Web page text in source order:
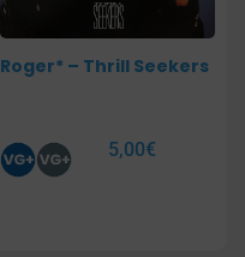
Roger* – Thrill Seekers
5,00€